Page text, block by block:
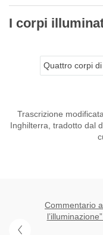
I corpi
Quattro corpi
Trascrizione
Inghilterra, tradotto dal
Commentario